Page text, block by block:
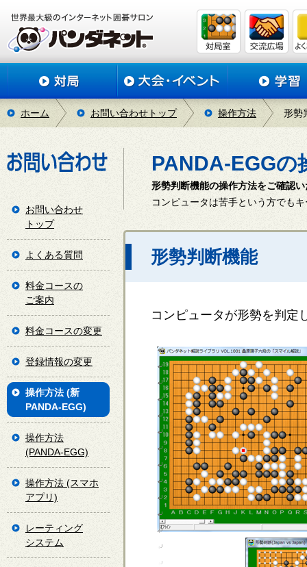
ホーム お問い合わせトップ 操作方法 形勢
PANDA-EGGの
形勢判断機能の操作方法をご確認
コンピュータは苦手という方でも
形勢判断機能
コンピュータが形勢を判定
お問い合わせ
トップ
よくある質問
料金コースの
ご案内
料金コースの変更
登録情報の変更
操作方法 (新
PANDA-EGG)
操作方法
(PANDA-EGG)
操作方法 (スマホ
アプリ)
レーティング
システム